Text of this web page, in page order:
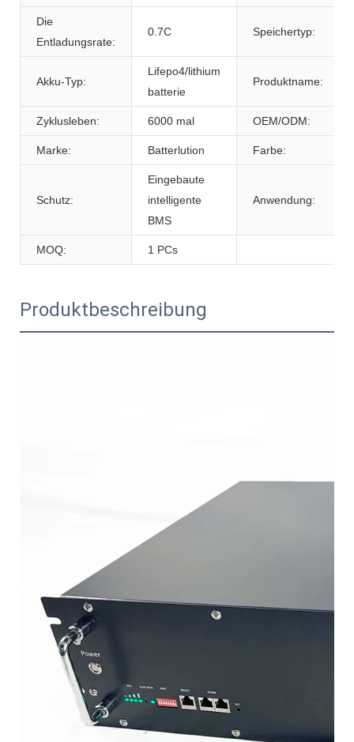
Die
Entladungsrate:
0.7C Speichertyp:
Akku-Typ:
Lifepo4/lithium
batterie
Produktname:
Zyklusleben: 6000 mal OEM/ODM:
Marke: Batterlution Farbe:
Schutz:
Eingebaute
intelligente
BMS
Anwendung:
MOQ: 1 PCs
Produktbeschreibung